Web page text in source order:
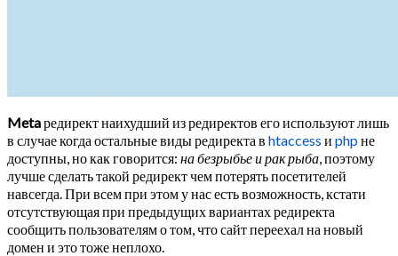
Metaредирект наихудший из редиректов его используют лишь
в случае когда остальные виды редиректа в htaccess и phpне
доступны, но как говорится: на безрыбье и рак рыба , поэтому
лучше сделать такой редирект чем потерять посетителей
навсегда. При всем при этом у нас есть возможность, кстати
отсутствующая при предыдущих вариантах редиректа
сообщить пользователям о том, что сайт переехал на новый
домен и это тоже неплохо.